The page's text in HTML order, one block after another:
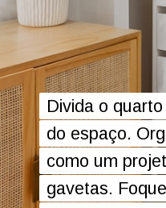
Divida o
do espaço.
como um
gavetas.
Divida o
do espaço.
como um
gavetas.